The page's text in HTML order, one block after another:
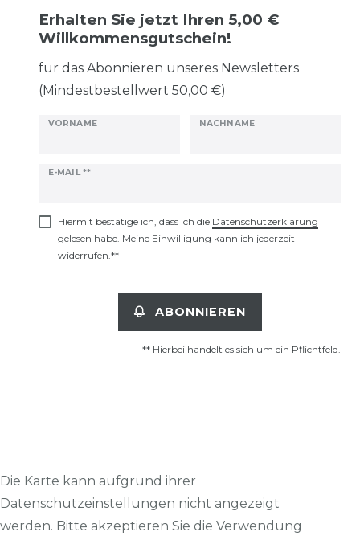
Erhalten Sie jetzt Ihren 5,00 €
Willkommensgutschein!
für das Abonnieren unseres Newsletters
(Mindestbestellwert 50,00 €)
VORNAME NACHNAME
E-MAIL **
Newsletter
Hiermit bestätige ich, dass ich die Daten­schutz­erklärung
gelesen habe. Meine Einwilligung kann ich jederzeit
widerrufen.**
ABONNIEREN
** Hierbei handelt es sich um ein Pflichtfeld.
Die Karte kann aufgrund ihrer
Datenschutzeinstellungen nicht angezeigt
werden. Bitte akzeptieren Sie die Verwendung